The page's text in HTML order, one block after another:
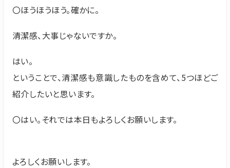
〇ほうほうほう。確かに。
清潔感、大事じゃないですか。
はい。
ということで、清潔感も意識したものを含めて、5つほどご
紹介したいと思います。
〇はい。それでは本日もよろしくお願いします。
よろしくお願いします。